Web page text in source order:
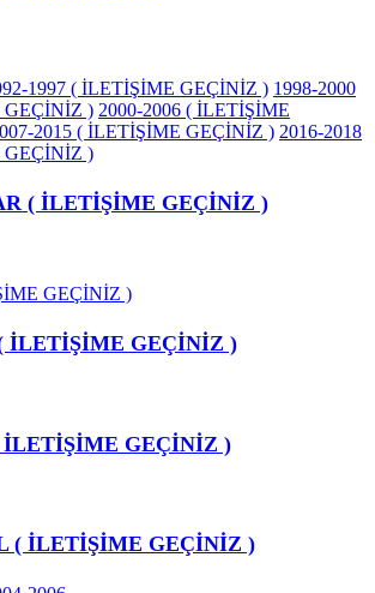
1997 ( İLETİŞİME GEÇİNİZ ) 1998-2000
) 2000-2006 ( İLETİŞİME
2015 ( İLETİŞİME GEÇİNİZ ) 2016-2018
)
( İLETİŞİME GEÇİNİZ )
GEÇİNİZ )
İLETİŞİME GEÇİNİZ )
İLETİŞİME GEÇİNİZ )
( İLETİŞİME GEÇİNİZ )